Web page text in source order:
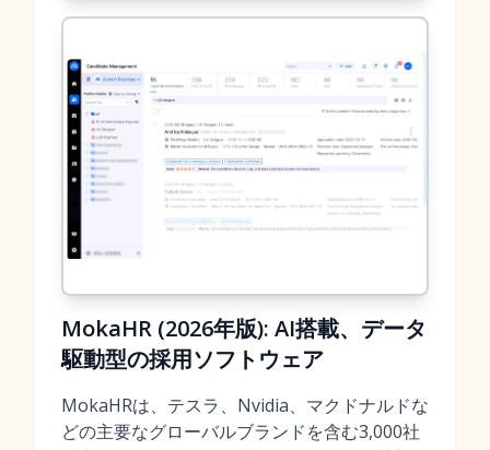
MokaHR (2026年版): AI搭載、データ
駆動型の採用ソフトウェア
MokaHRは、テスラ、Nvidia、マクドナルドな
どの主要なグローバルブランドを含む3,000社